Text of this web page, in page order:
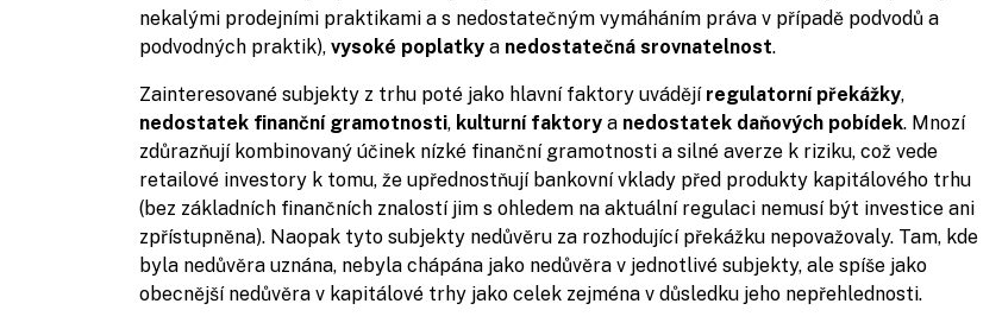
nekalými prodejními praktikami a s nedostatečným vymáháním práva v případě podvodů a
podvodných praktik), vysoké poplatky a nedostatečná srovnatelnost.
Zainteresované subjekty z trhu poté jako hlavní faktory uvádějí regulatorní překážky,
nedostatek finanční gramotnosti, kulturní faktory a nedostatek daňových pobídek. Mnozí
zdůrazňují kombinovaný účinek nízké finanční gramotnosti a silné averze k riziku, což vede
retailové investory k tomu, že upřednostňují bankovní vklady před produkty kapitálového trhu
(bez základních finančních znalostí jim s ohledem na aktuální regulaci nemusí být investice ani
zpřístupněna). Naopak tyto subjekty nedůvěru za rozhodující překážku nepovažovaly. Tam, kde
byla nedůvěra uznána, nebyla chápána jako nedůvěra v jednotlivé subjekty, ale spíše jako
obecnější nedůvěra v kapitálové trhy jako celek zejména v důsledku jeho nepřehlednosti.